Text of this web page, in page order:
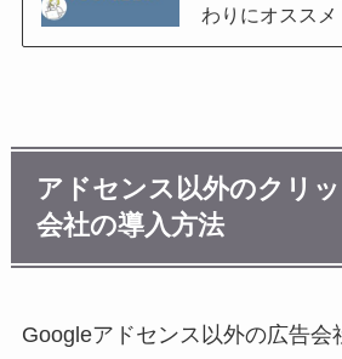
わりにオススメ
アドセンス以外のクリ
会社の導入方法
Googleアドセンス以外の広告会